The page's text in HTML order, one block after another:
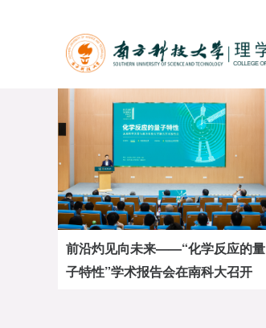
理学院范靖云课题组关于“复数的根
本地位”的研究成果入选2022年国际